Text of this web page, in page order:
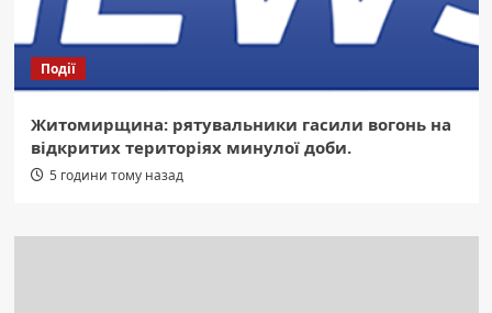
Події
Житомирщина: рятувальники гасили вогонь на
відкритих територіях минулої доби.
5 години тому назад